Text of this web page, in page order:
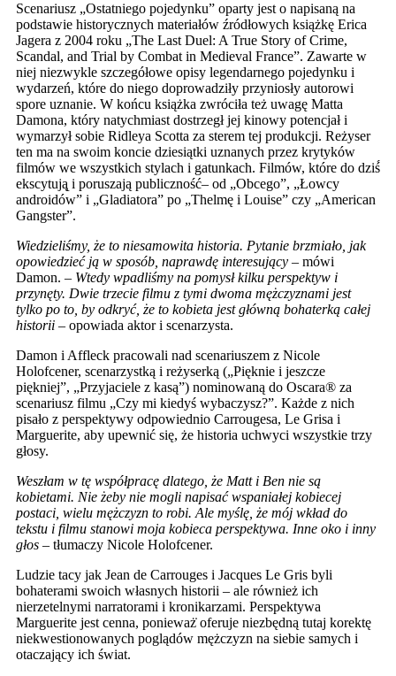
Scenariusz „Ostatniego pojedynku” oparty jest o napisaną na
podstawie historycznych materiałów źródłowych książkę Erica
Jagera z 2004 roku „The Last Duel: A True Story of Crime,
Scandal, and Trial by Combat in Medieval France”. Zawarte w
niej niezwykle szczegółowe opisy legendarnego pojedynku i
wydarzeń, które do niego doprowadziły przyniosły autorowi
spore uznanie. W końcu książka zwróciła też uwagę Matta
Damona, który natychmiast dostrzegł jej kinowy potencjał i
wymarzył sobie Ridleya Scotta za sterem tej produkcji. Reżyser
ten ma na swoim koncie dziesiątki uznanych przez krytyków
filmów we wszystkich stylach i gatunkach. Filmów, które do dziś́
ekscytują̨ i poruszają publiczność– od „Obcego”, „Łowcy
androidów” i „Gladiatora” po „Thelmę i Louise” czy „American
Gangster”.
Wiedzieliśmy, że to niesamowita historia. Pytanie brzmiało, jak
opowiedzieć ją w sposób, naprawdę interesujący – mówi
Damon. – Wtedy wpadliśmy na pomysł kilku perspektyw i
przynęty. Dwie trzecie filmu z tymi dwoma mężczyznami jest
tylko po to, by odkryć, że to kobieta jest główną bohaterką całej
historii – opowiada aktor i scenarzysta.
Damon i Affleck pracowali nad scenariuszem z Nicole
Holofcener, scenarzystką i reżyserką („Pięknie i jeszcze
piękniej”, „Przyjaciele z kasą”) nominowaną do Oscara® za
scenariusz filmu „Czy mi kiedyś wybaczysz?”. Każde z nich
pisało z perspektywy odpowiednio Carrougesa, Le Grisa i
Marguerite, aby upewnić się, że historia uchwyci wszystkie trzy
głosy.
Weszłam w tę współpracę dlatego, że Matt i Ben nie są
kobietami. Nie żeby nie mogli napisać wspaniałej kobiecej
postaci, wielu mężczyzn to robi. Ale myślę , że mój wkład do
tekstu i filmu stanowi moja kobieca perspektywa. Inne oko i inny
głos – tłumaczy Nicole Holofcener.
Ludzie tacy jak Jean de Carrouges i Jacques Le Gris byli
bohaterami swoich własnych historii – ale również ich
nierzetelnymi narratorami i kronikarzami. Perspektywa
Marguerite jest cenna, ponieważ̇ oferuje niezbędną tutaj korektę
niekwestionowanych poglądów mężczyzn na siebie samych i
otaczający ich świat.